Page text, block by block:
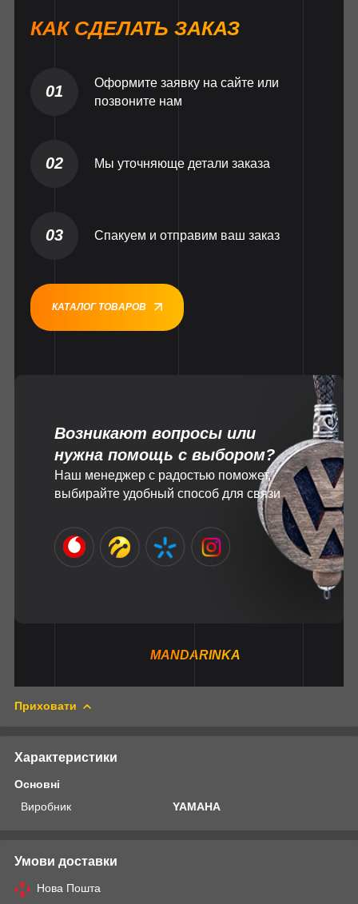
КАК СДЕЛАТЬ ЗАКАЗ
01
Оформите заявку на сайте или
позвоните нам
02 Мы уточняюще детали заказа
03 Спакуем и отправим ваш заказ
КАТАЛОГ ТОВАРОВ
Возникают вопросы или
нужна помощь с выбором?
Наш менеджер с радостью поможет,
выбирайте удобный способ для связи
MANDARINKA
Приховати
Характеристики
Основні
Виробник
YAMAHA
Умови доставки
Нова Пошта